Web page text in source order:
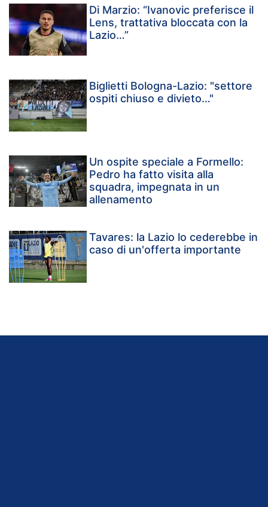
Di Marzio: “Ivanovic preferisce il
Lens, trattativa bloccata con la
Lazio…”
Biglietti Bologna-Lazio: "settore
ospiti chiuso e divieto…"
Un ospite speciale a Formello:
Pedro ha fatto visita alla
squadra, impegnata in un
allenamento
Tavares: la Lazio lo cederebbe in
caso di un'offerta importante